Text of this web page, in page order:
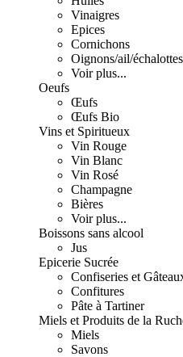
Vinaigres
Epices
Cornichons
Oignons/ail/échalottes
Voir plus...
Oeufs
Œufs
Œufs Bio
Vins et Spiritueux
Vin Rouge
Vin Blanc
Vin Rosé
Champagne
Bières
Voir plus...
Boissons sans alcool
Jus
Epicerie Sucrée
Confiseries et
Confitures
Pâte à Tartiner
Miels et Produits de la
Miels
Savons